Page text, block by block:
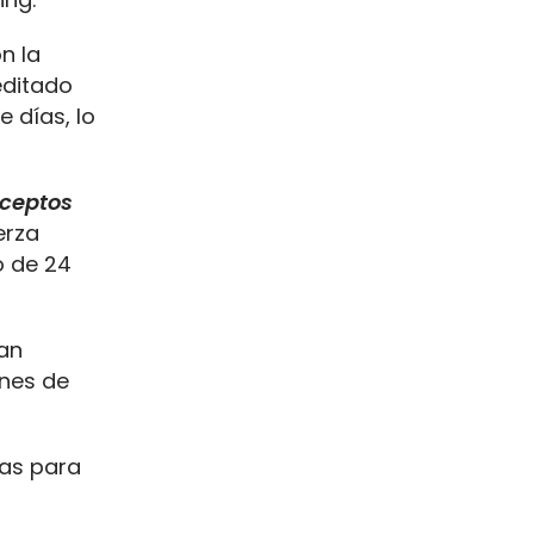
la
días, lo
de 24
de
para